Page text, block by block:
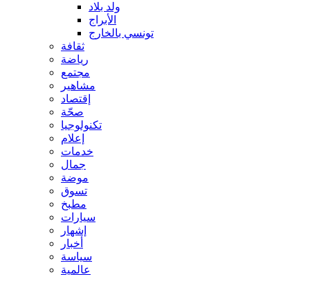
ولد بلاد
الأبراج
تونسي بالخارج
ثقافة
رياضة
مجتمع
مشاهير
إقتصاد
صحّة
تكنولوجيا
إعلام
خدمات
جمال
موضة
تسوق
مطبخ
سيارات
إشهار
أخبار
سياسة
عالمية